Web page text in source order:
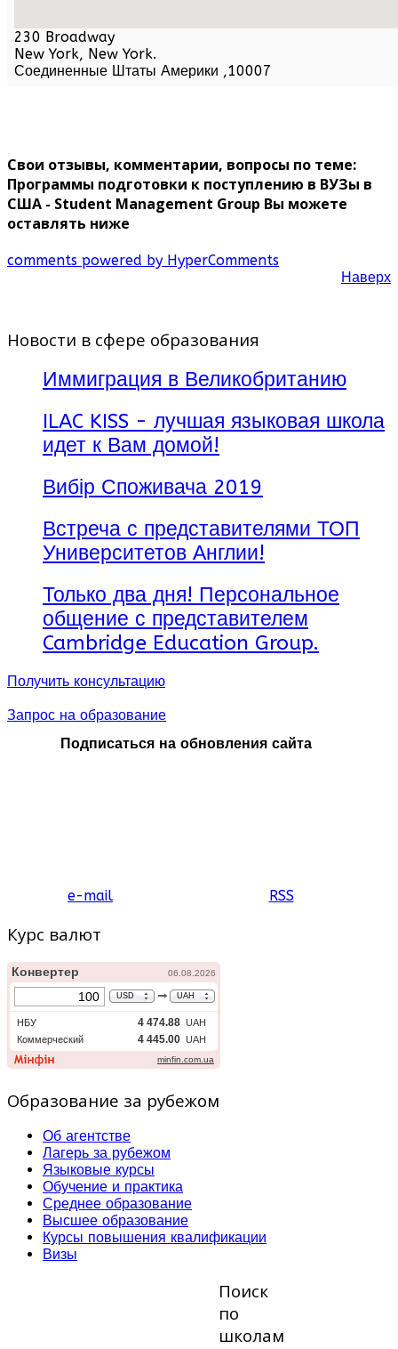
230 Broadway
New York, New York.
Соединенные Штаты Америки ,10007
Свои отзывы, комментарии, вопросы по теме:
Программы подготовки к поступлению в ВУЗы в
США - Student Management Group Вы можете
оставлять ниже
comments powered by HyperComments
Наверх
Новости в сфере образования
Иммиграция в Великобританию
ILAC KISS - лучшая языковая школа
идет к Вам домой!
Вибір Споживача 2019
Встреча с представителями ТОП
Университетов Англии!
Только два дня! Персональное
общение с представителем
Cambridge Education Group.
Получить консультацию
Запрос на образование
Подписаться на обновления сайта
e-mail RSS
Курс валют
Образование за рубежом
Об агентстве
Лагерь за рубежом
Языковые курсы
Обучение и практика
Среднее образование
Высшее образование
Курсы повышения квалификации
Визы
Поиск
по
школам